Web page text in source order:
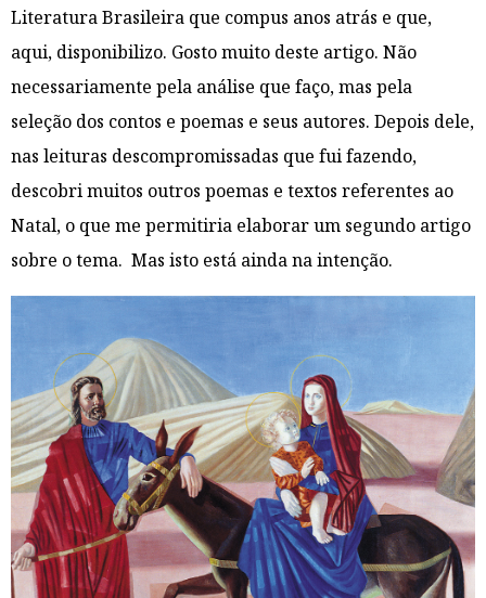
Literatura Brasileira que compus anos atrás e que,
aqui, disponibilizo. Gosto muito deste artigo. Não
necessariamente pela análise que faço, mas pela
seleção dos contos e poemas e seus autores. Depois dele,
nas leituras descompromissadas que fui fazendo,
descobri muitos outros poemas e textos referentes ao
Natal, o que me permitiria elaborar um segundo artigo
sobre o tema. Mas isto está ainda na intenção.